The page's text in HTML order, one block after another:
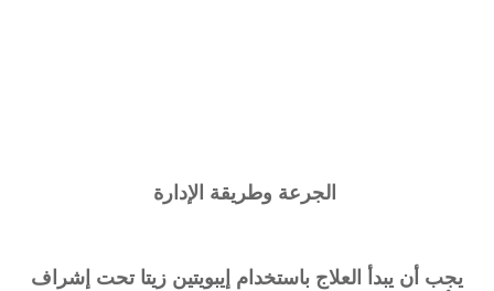
الجرعة وطريقة الإدارة
يجب أن يبدأ العلاج باستخدام إيبويتين زيتا تحت إشراف